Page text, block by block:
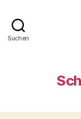
Suchen